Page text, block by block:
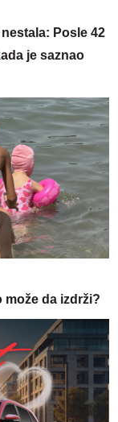
Posle 42
je saznao
da izdrži?